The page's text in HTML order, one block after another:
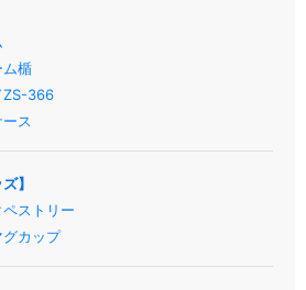
ム楯
ZS-366
ス
】
ストリー
カップ